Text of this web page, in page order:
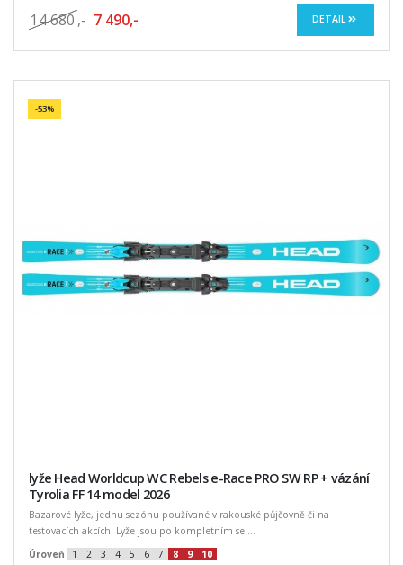
14 680 ,- 7 490,- DETAIL
-53%
lyže Head Worldcup WC Rebels e-Race PRO SW RP + vázání
Tyrolia FF 14 model 2026
Bazarové lyže, jednu sezónu používané v rakouské půjčovně či na
testovacích akcích. Lyže jsou po kompletním se ...
Úroveň
1 2 3 4 5 6 7 8 9
10